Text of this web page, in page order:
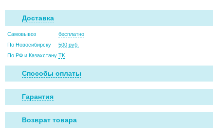
Доставка
Самовывоз
бесплатно
По Новосибирску
500 руб.
По РФ и Казахстану ТК
Способы оплаты
Гарантия
Возврат товара